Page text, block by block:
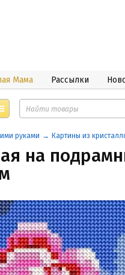
Мама Рассылки
руками Картины из
на